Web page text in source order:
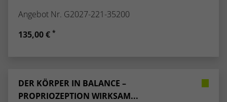
Angebot Nr. G2027-221-35200
135,00 € *
DER KÖRPER IN BALANCE –
PROPRIOZEPTION WIRKSAM...